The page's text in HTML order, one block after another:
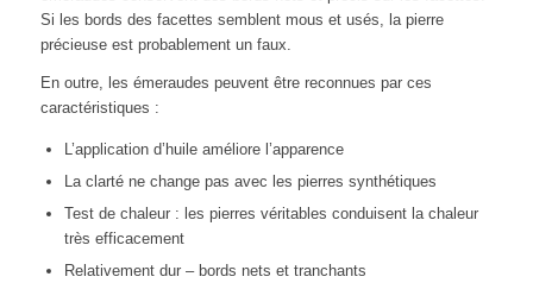
Si les bords des facettes semblent mous et usés, la pierre
précieuse est probablement un faux.
En outre, les émeraudes peuvent être reconnues par ces
caractéristiques :
L’application d’huile améliore l’apparence
La clarté ne change pas avec les pierres synthétiques
Test de chaleur : les pierres véritables conduisent la chaleur
très efficacement
Relativement dur – bords nets et tranchants